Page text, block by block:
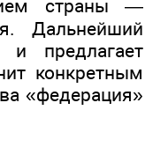
страны —
Дальнейший
и предлагает
конкретным
«федерация»